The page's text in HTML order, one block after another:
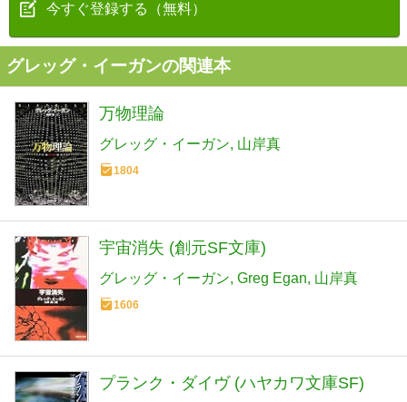
今すぐ登録する（無料）
グレッグ・イーガンの関連本
万物理論
グレッグ・イーガン 山岸真
1804
宇宙消失 (創元SF文庫)
グレッグ・イーガン Greg Egan 山岸真
1606
プランク・ダイヴ (ハヤカワ文庫SF)